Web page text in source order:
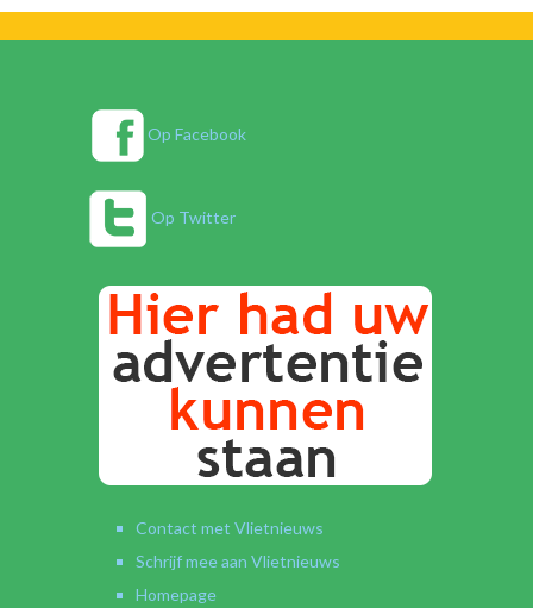
Op Facebook
Op Twitter
Contact met Vlietnieuws
Schrijf mee aan Vlietnieuws
Homepage